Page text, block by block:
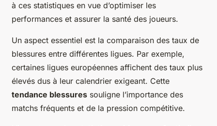
à ces statistiques en vue d’optimiser les
performances et assurer la santé des joueurs.
Un aspect essentiel est la comparaison des taux de
blessures entre différentes ligues. Par exemple,
certaines ligues européennes affichent des taux plus
élevés dus à leur calendrier exigeant. Cette
tendance blessures souligne l’importance des
matchs fréquents et de la pression compétitive.